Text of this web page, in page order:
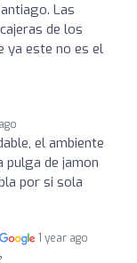
Las
de los
ya este no es el
el ambiente
pulga de jamon
por si sola
1 year ago